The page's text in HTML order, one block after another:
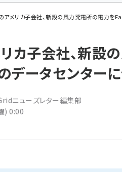
アメリカ子会社、新設の風力発電所の電力を
カ子会社、新設
データセンター
ニューズレター編集部
) 0:00